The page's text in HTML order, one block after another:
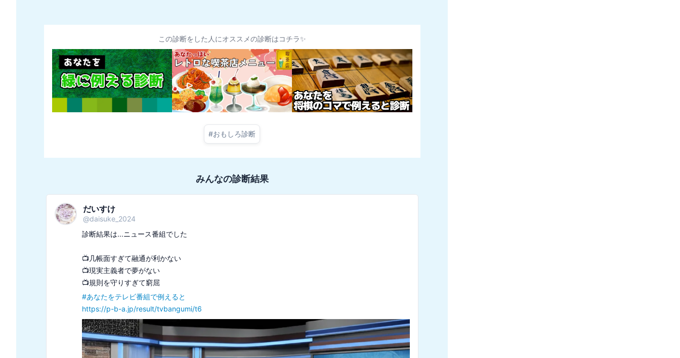
この診断をした人にオススメの診断はコチラ✨
#おもしろ診断
みんなの診断結果
だいすけ
@daisuke_2024
診断結果は...ニュース番組でした
📺几帳面すぎて融通が利かない
📺現実主義者で夢がない
#あなたをテレビ番組で例えると
https://p-b-a.jp/result/tvbangumi/t6